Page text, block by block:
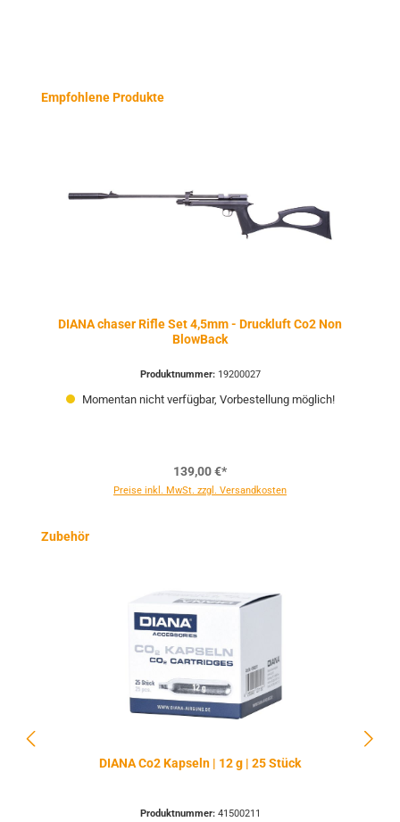
Produktgalerie überspringen
Empfohlene Produkte
DIANA chaser Rifle Set 4,5mm - Druckluft Co2 Non
BlowBack
Produktnummer: 19200027
Momentan nicht verfügbar, Vorbestellung möglich!
139,00 €*
Preise inkl. MwSt. zzgl. Versandkosten
Produktgalerie überspringen
Zubehör
DIANA Co2 Kapseln | 12 g | 25 Stück
Produktnummer: 41500211